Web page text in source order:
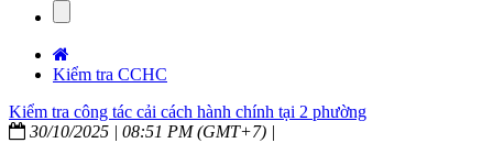
Kiểm tra CCHC
Kiểm tra công tác cải cách hành chính tại 2 phường
30/10/2025 | 08:51 PM (GMT+7) |